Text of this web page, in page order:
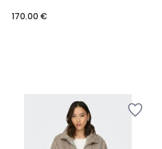
170.00 €